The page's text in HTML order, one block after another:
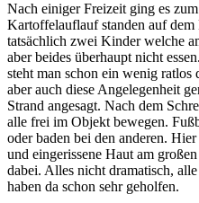
Nach einiger Freizeit ging es
Kartoffelauflauf standen auf
tatsächlich zwei Kinder welche
aber beides überhaupt nicht
steht man schon ein wenig
aber auch diese Angelegenheit
Strand angesagt. Nach dem
alle frei im Objekt bewegen.
oder baden bei den anderen.
und eingerissene Haut am
dabei. Alles nicht dramatisch,
haben da schon sehr geholfen.